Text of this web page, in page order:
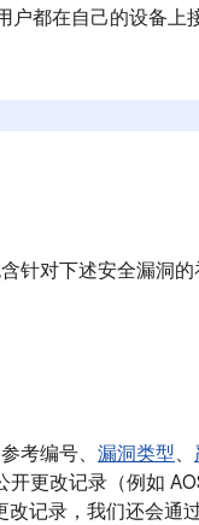
户都在自己的设备上
针对下述安全漏洞
考编号、 漏洞类型、
更改记录（例如
记录，我们还会通